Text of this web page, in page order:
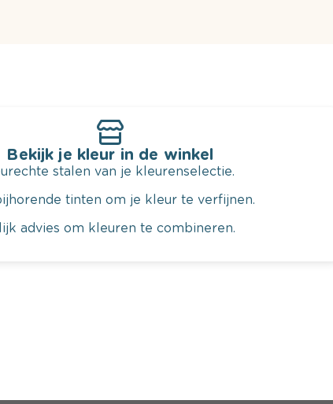
Bekijk je kleur in de winkel
stalen van je kleurenselectie.
tinten om je kleur te verfijnen.
advies om kleuren te combineren.